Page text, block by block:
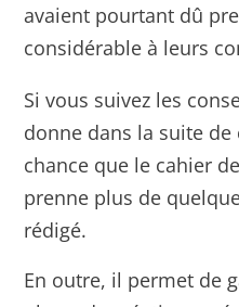
avaient pourtant dû
considérable à leurs
Si vous suivez les
donne dans la suite
chance que le cahier
prenne plus de
rédigé.
En outre, il permet de